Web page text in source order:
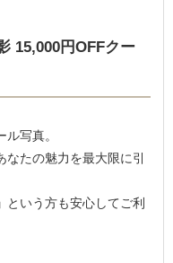
15,000円OFFクー
写真。
たの魅力を最大限に引
という方も安心してご利